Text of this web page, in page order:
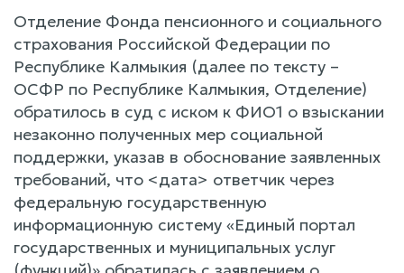
Отделение Фонда пенсионного и социального
страхования Российской Федерации по
Республике Калмыкия (далее по тексту –
ОСФР по Республике Калмыкия, Отделение)
обратилось в суд с иском к ФИО1 о взыскании
незаконно полученных мер социальной
поддержки, указав в обоснование заявленных
требований, что <дата> ответчик через
федеральную государственную
информационную систему «Единый портал
государственных и муниципальных услуг